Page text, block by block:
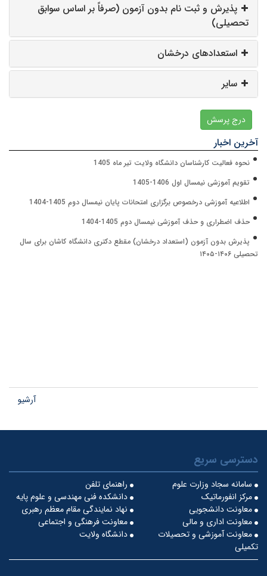
پذیرش و ثبت نام بدون آزمون (صرفاً بر اساس سوابق
تحصیلی)
استعدادهای درخشان
سایر
درج پرسش
آخرین اخبار
نحوه فعالیت کارشناسان دانشگاه ولایت تیر ماه 1405
تقویم آموزشی نیمسال اول 1406-1405
اطلاعیه آموزشی درخصوص برگزاری امتحانات پایان نیمسال دوم 1405-1404
حذف اضطراری و حذف آموزشی نیمسال دوم 1405-1404
پذیرش بدون آزمون (استعداد درخشان) مقطع دکتری دانشگاه کاشان برای سال
تحصیلی ۱۴۰۶-۱۴۰۵
آرشیو
دسترسی سریع
راهنمای تلفن
سامانه سجاد وزارت علوم
دانشکده فنی مهندسی و علوم پایه
مرکز انفورماتیک
نهاد نمایندگی مقام معظم رهبری
معاونت دانشجویی
معاونت فرهنگی و اجتماعی
معاونت اداری و مالی
دانشگاه ولایت
معاونت آموزشی و تحصیلات
تکمیلی